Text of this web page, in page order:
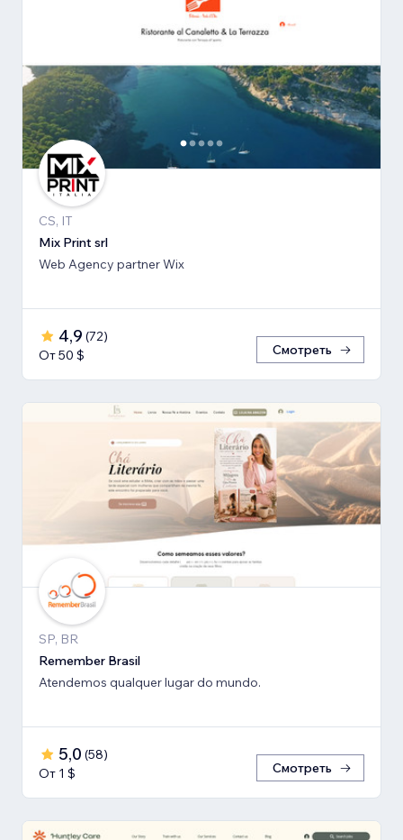
CS, IT
Mix Print srl
Web Agency partner Wix
4,9 (72)
От 50 $
Смотреть
SP, BR
Remember Brasil
Atendemos qualquer lugar do mundo.
5,0 (58)
От 1 $
Смотреть